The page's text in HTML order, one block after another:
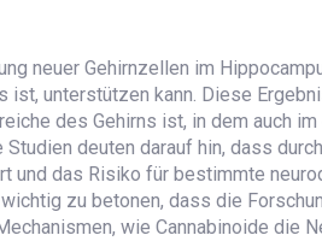
neuer Gehirnzellen im
ist, unterstützen kann. Diese
des Gehirns ist, in dem auch
deuten darauf hin, dass
und das Risiko für bestimmte
zu betonen, dass die
wie Cannabinoide die